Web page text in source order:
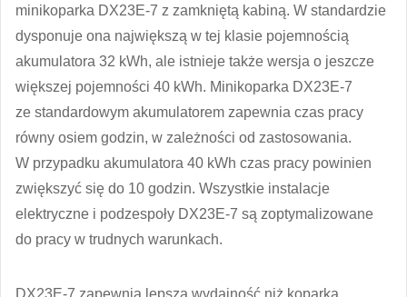
minikoparka DX23E-7 z zamkniętą kabiną. W standardzie
dysponuje ona największą w tej klasie pojemnością
akumulatora 32 kWh, ale istnieje także wersja o jeszcze
większej pojemności 40 kWh. Minikoparka DX23E-7
ze standardowym akumulatorem zapewnia czas pracy
równy osiem godzin, w zależności od zastosowania.
W przypadku akumulatora 40 kWh czas pracy powinien
zwiększyć się do 10 godzin. Wszystkie instalacje
elektryczne i podzespoły DX23E-7 są zoptymalizowane
do pracy w trudnych warunkach.
DX23E-7 zapewnia lepszą wydajność niż koparka